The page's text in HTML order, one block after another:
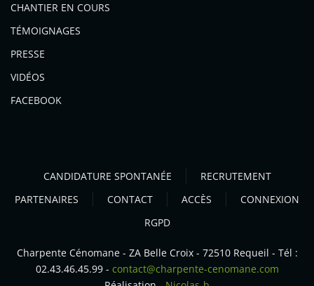
CHANTIER EN COURS
TÉMOIGNAGES
PRESSE
VIDÉOS
FACEBOOK
CANDIDATURE SPONTANÉE
RECRUTEMENT
PARTENAIRES
CONTACT ACCÈS
CONNEXION
RGPD
Charpente Cénomane - ZA Belle Croix - 72510 Requeil - Tél :
02.43.46.45.99 - contact@charpente-cenomane.com